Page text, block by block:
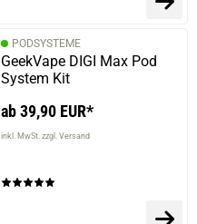
PODSYSTEME
GeekVape DIGI Max Pod
System Kit
ab 39,90 EUR*
inkl. MwSt. zzgl. Versand